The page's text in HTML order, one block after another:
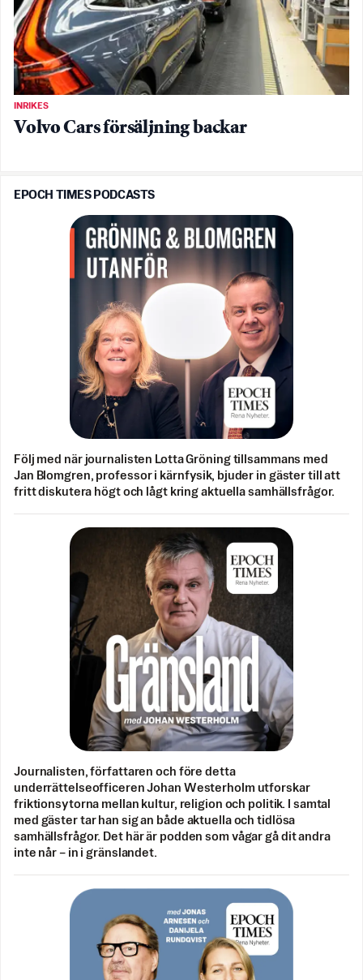
INRIKES
Volvo Cars försäljning backar
EPOCH TIMES PODCASTS
Följ med när journalisten Lotta Gröning tillsammans med
Jan Blomgren, professor i kärnfysik, bjuder in gäster till att
fritt diskutera högt och lågt kring aktuella samhällsfrågor.
Journalisten, författaren och före detta
underrättelseofficeren Johan Westerholm utforskar
friktionsytorna mellan kultur, religion och politik. I samtal
med gäster tar han sig an både aktuella och tidlösa
samhällsfrågor. Det här är podden som vågar gå dit andra
inte når – in i gränslandet.